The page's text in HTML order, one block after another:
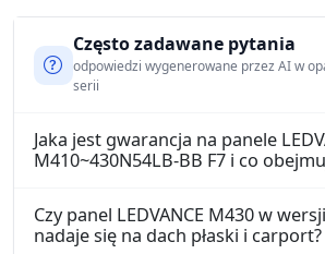
Często zadawane pytania
odpowiedzi wygenerowane przez AI w
serii
Jaka jest gwarancja na panele
M410~430N54LB-BB F7 i co
Czy panel LEDVANCE M430 w
nadaje się na dach płaski i carport?